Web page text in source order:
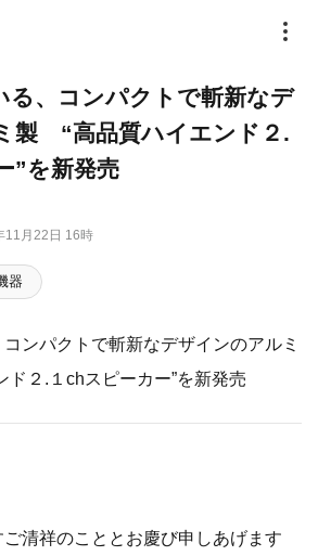
11月22日 16時
る、コンパクトで斬新なデ
製 “高品質ハイエンド２.
”を新発売
器
ンパクトで斬新なデザインのアルミ
２.１chスピーカー”を新発売
清祥のこととお慶び申しあげます